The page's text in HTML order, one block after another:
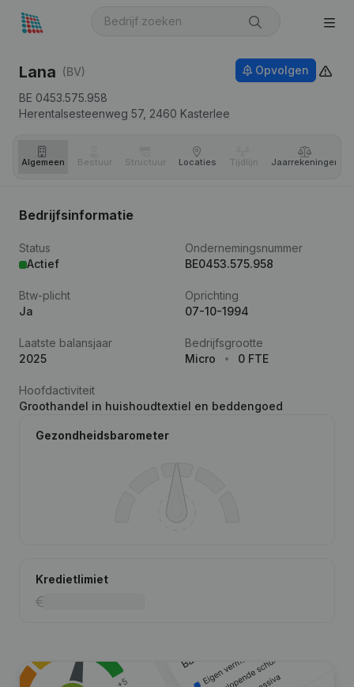
Lana (BV)
BE 0453.575.958
Herentalsesteenweg 57, 2460 Kasterlee
Opvolgen
Algemeen Bestuur Structuur Locaties Tijdlijn Jaar­rekeningen
Bedrijfsinformatie
Status
Actief
Ondernemingsnummer
BE0453.575.958
Btw-plicht
Ja
Oprichting
07-10-1994
Laatste balansjaar
2025
Bedrijfsgrootte
Micro
0 FTE
Hoofdactiviteit
Groothandel in huishoudtextiel en beddengoed
Gezondheidsbarometer
Kredietlimiet